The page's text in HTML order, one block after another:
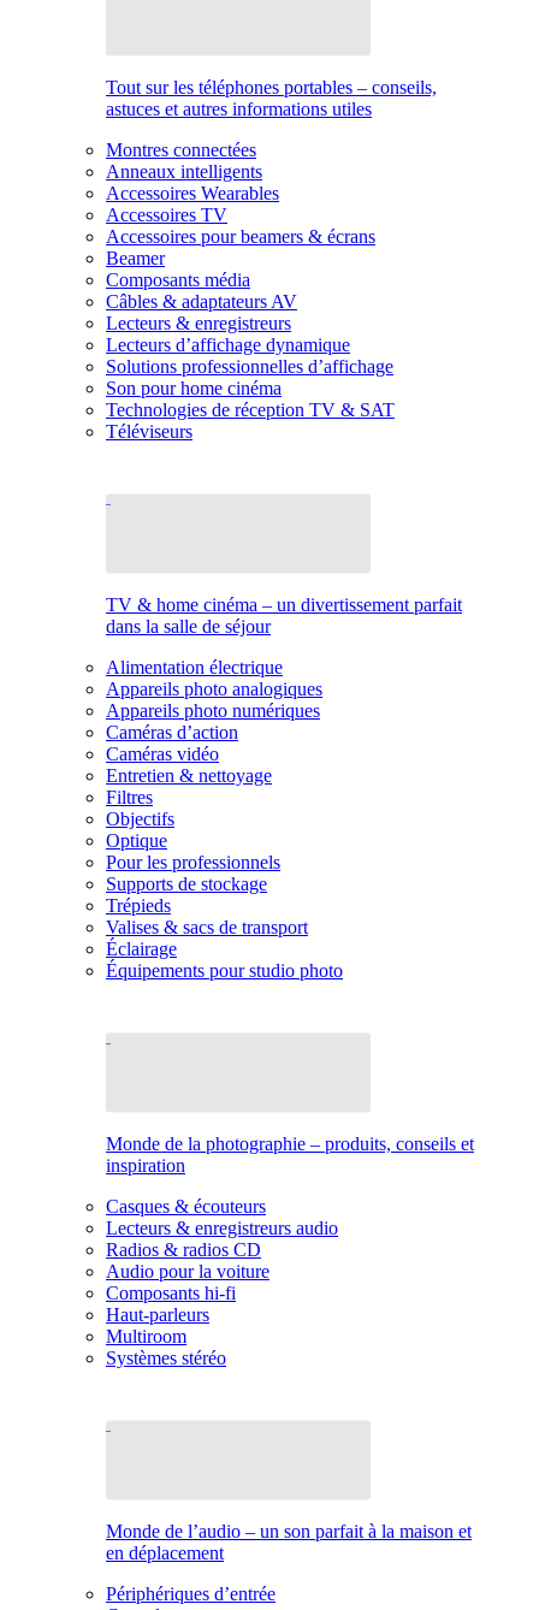
Tout sur les téléphones portables – conseils,
astuces et autres informations utiles
Montres connectées
Anneaux intelligents
Accessoires Wearables
Accessoires TV
Accessoires pour beamers & écrans
Beamer
Composants média
Câbles & adaptateurs AV
Lecteurs & enregistreurs
Lecteurs d’affichage dynamique
Solutions professionnelles d’affichage
Son pour home cinéma
Technologies de réception TV & SAT
Téléviseurs
TV & home cinéma – un divertissement parfait
dans la salle de séjour
Alimentation électrique
Appareils photo analogiques
Appareils photo numériques
Caméras d’action
Caméras vidéo
Entretien & nettoyage
Filtres
Objectifs
Optique
Pour les professionnels
Supports de stockage
Trépieds
Valises & sacs de transport
Éclairage
Équipements pour studio photo
Monde de la photographie – produits, conseils et
inspiration
Casques & écouteurs
Lecteurs & enregistreurs audio
Radios & radios CD
Audio pour la voiture
Composants hi-fi
Haut-parleurs
Multiroom
Systèmes stéréo
Monde de l’audio – un son parfait à la maison et
en déplacement
Périphériques d’entrée